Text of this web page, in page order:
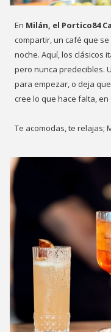
En Milán, el Portico84
compartir, un café que
noche. Aquí, los clásicos
pero nunca predecibles.
para empezar, o deja
cree lo que hace falta,
Te acomodas, te relajas;